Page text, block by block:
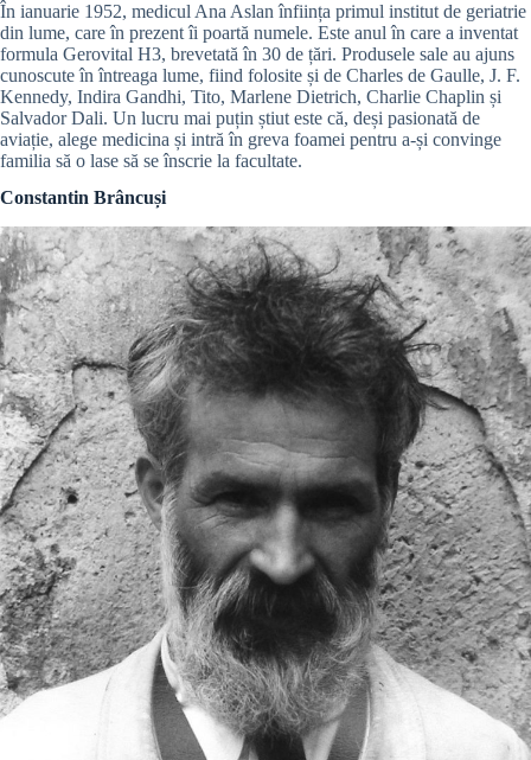
În ianuarie 1952, medicul Ana Aslan înființa primul institut de geriatrie
din lume, care în prezent îi poartă numele. Este anul în care a inventat
formula Gerovital H3, brevetată în 30 de țări. Produsele sale au ajuns
cunoscute în întreaga lume, fiind folosite și de Charles de Gaulle, J. F.
Kennedy, Indira Gandhi, Tito, Marlene Dietrich, Charlie Chaplin și
Salvador Dali. Un lucru mai puțin știut este că, deși pasionată de
aviație, alege medicina și intră în greva foamei pentru a-și convinge
familia să o lase să se înscrie la facultate.
Constantin Brâncuși